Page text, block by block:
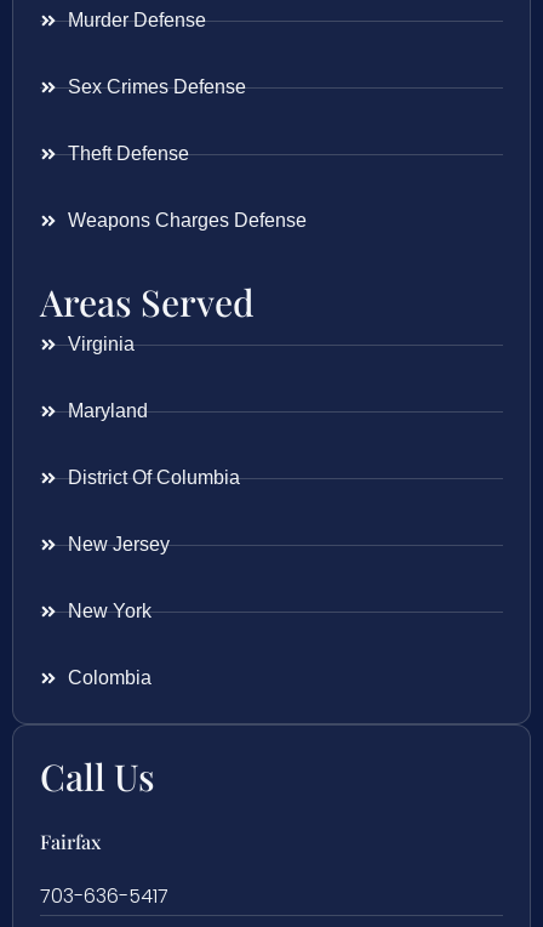
Murder Defense
Sex Crimes Defense
Theft Defense
Weapons Charges Defense
Areas Served
Virginia
Maryland
District Of Columbia
New Jersey
New York
Colombia
Call Us
Fairfax
703-636-5417